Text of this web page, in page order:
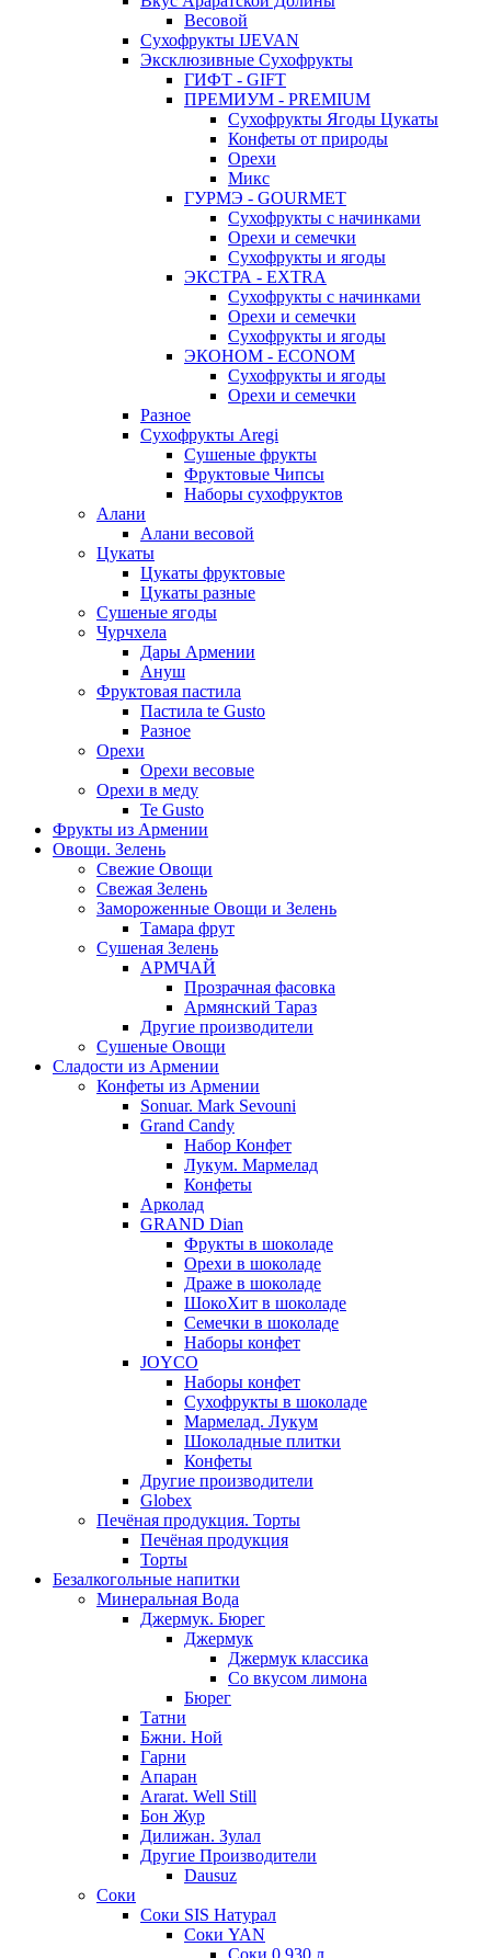
Весовой
Сухофрукты IJEVAN
Эксклюзивные Сухофрукты
ГИФТ - GIFT
ПРЕМИУМ - PREMIUM
Сухофрукты Ягоды Цукаты
Конфеты от природы
Орехи
Микс
ГУРМЭ - GOURMET
Сухофрукты с начинками
Орехи и семечки
Сухофрукты и ягоды
ЭКСТРА - EXTRA
Сухофрукты с начинками
Орехи и семечки
Сухофрукты и ягоды
ЭКОНОМ - ECONOM
Сухофрукты и ягоды
Орехи и семечки
Разное
Сухофрукты Aregi
Сушеные фрукты
Фруктовые Чипсы
Наборы сухофруктов
Алани
Алани весовой
Цукаты
Цукаты фруктовые
Цукаты разные
Сушеные ягоды
Чурчхела
Дары Армении
Ануш
Фруктовая пастила
Пастила te Gusto
Разное
Орехи
Орехи весовые
Орехи в меду
Te Gusto
Фрукты из Армении
Овощи. Зелень
Свежие Овощи
Свежая Зелень
Замороженные Овощи и Зелень
Тамара фрут
Сушеная Зелень
АРМЧАЙ
Прозрачная фасовка
Армянский Тараз
Другие производители
Сушеные Овощи
Сладости из Армении
Конфеты из Армении
Sonuar. Mark Sevouni
Grand Candy
Набор Конфет
Лукум. Мармелад
Конфеты
Арколад
GRAND Dian
Фрукты в шоколаде
Орехи в шоколаде
Драже в шоколаде
ШокоХит в шоколаде
Семечки в шоколаде
Наборы конфет
JOYCO
Наборы конфет
Сухофрукты в шоколаде
Мармелад. Лукум
Шоколадные плитки
Конфеты
Другие производители
Globex
Печёная продукция. Торты
Печёная продукция
Торты
Безалкогольные напитки
Минеральная Вода
Джермук. Бюрег
Джермук
Джермук классика
Со вкусом лимона
Бюрег
Татни
Бжни. Ной
Гарни
Апаран
Ararat. Well Still
Бон Жур
Дилижан. Зулал
Другие Производители
Dausuz
Соки
Соки SIS Натурал
Соки YAN
Соки 0,930 л